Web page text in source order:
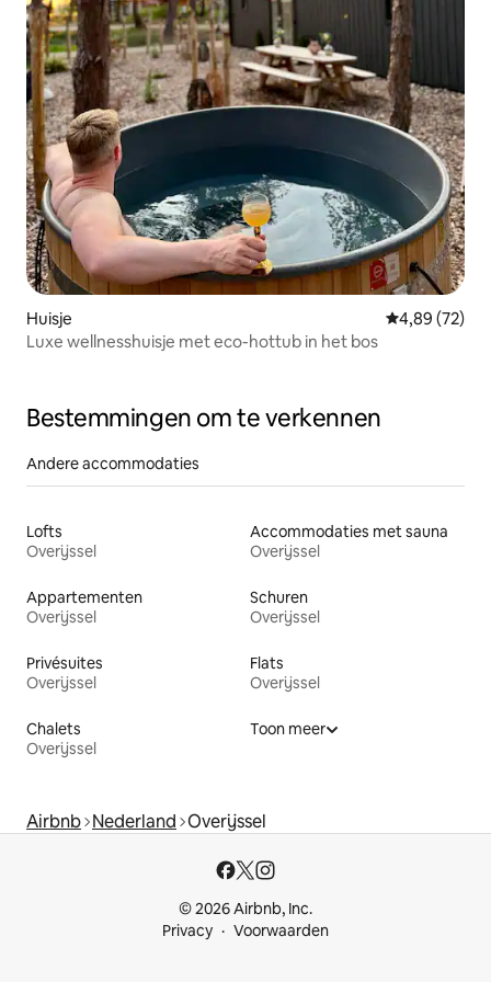
Huisje Gemiddelde
4,89 (72)
Luxe wellnesshuisje met eco-hottub in het bos
Bestemmingen om te verkennen
Andere accommodaties
Lofts
Overijssel
Accommodaties met sauna
Overijssel
Appartementen
Overijssel
Schuren
Overijssel
Privésuites
Overijssel
Flats
Overijssel
Chalets
Overijssel
Toon meer
Airbnb Nederland Overijssel
© 2026 Airbnb, Inc.
Privacy
Voorwaarden